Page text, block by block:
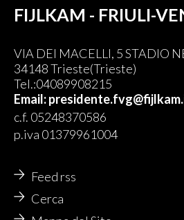
FIJLKAM - FRIULI-
VIA DEI MACELLI, 5 STADIO
34148 Trieste(Trieste)
Tel.:04089908215
Email:
c.f. 05248370586
p.iva 01379961004
Feed rss
Cerca